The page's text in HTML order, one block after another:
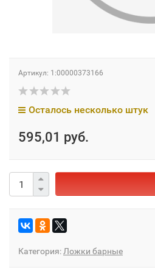
Артикул: 1:00000373166
Осталось несколько штук
595,01 руб.
Категория: Ложки барные